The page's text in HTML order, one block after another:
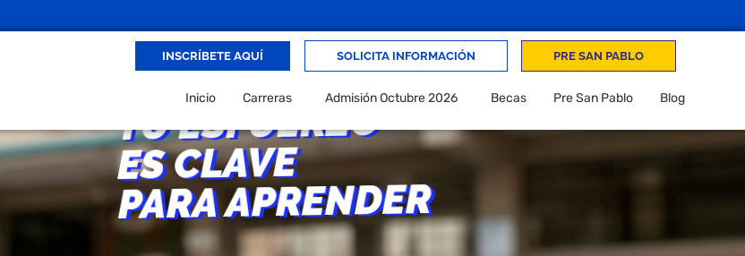
INSCRÍBETE AQUÍ SOLICITA INFORMACIÓN PRE SAN PABLO
Inicio Carreras Admisión Octubre 2026 Becas Pre San Pablo Blog
TU ESFUERZO
ES CLAVE
PARA APRENDER